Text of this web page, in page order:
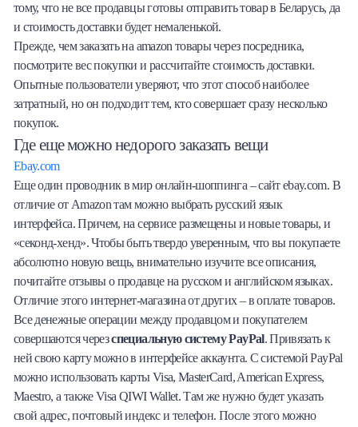
тому, что не все продавцы готовы отправить товар в Беларусь, да
и стоимость доставки будет немаленькой.
Прежде, чем заказать на amazon товары через посредника,
посмотрите вес покупки и рассчитайте стоимость доставки.
Опытные пользователи уверяют, что этот способ наиболее
затратный, но он подходит тем, кто совершает сразу несколько
покупок.
Где еще можно недорого заказать вещи
Ebay.com
Еще один проводник в мир онлайн-шоппинга – сайт ebay.com. В
отличие от Amazon там можно выбрать русский язык
интерфейса. Причем, на сервисе размещены и новые товары, и
«секонд-хенд». Чтобы быть твердо уверенным, что вы покупаете
абсолютно новую вещь, внимательно изучите все описания,
почитайте отзывы о продавце на русском и английском языках.
Отличие этого интернет-магазина от других – в оплате товаров.
Все денежные операции между продавцом и покупателем
совершаются черезспециальную систему PayPal. Привязать к
ней свою карту можно в интерфейсе аккаунта. С системой PayPal
можно использовать карты Visa, MasterCard, American Express,
Maestro, а также Visa QIWI Wallet. Там же нужно будет указать
свой адрес, почтовый индекс и телефон. После этого можно